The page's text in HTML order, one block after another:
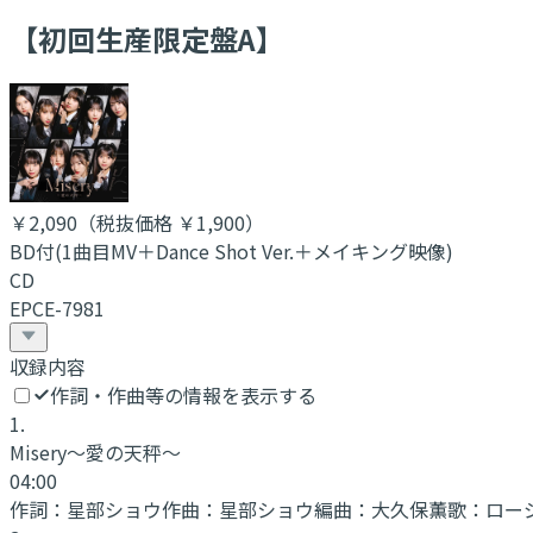
【初回生産限定盤A】
￥2,090 （税抜価格 ￥1,900）
BD付(1曲目MV＋Dance Shot Ver.＋メイキング映像)
CD
EPCE-7981
収録内容
作詞・作曲等の情報を表示する
1.
Misery～愛の天秤～
04:00
作詞： 星部ショウ作曲： 星部ショウ編曲： 大久保薫歌： ロー